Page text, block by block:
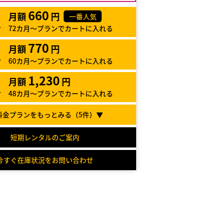
月額 660 円
一番人気
72カ月～プランでカートに入れる
月額 770 円
60カ月～プランでカートに入れる
月額 1,230 円
48カ月～プランでカートに入れる
プランをもっとみる（5件）▼
短期レンタルのご案内
すぐ在庫状況をお問い合わせ